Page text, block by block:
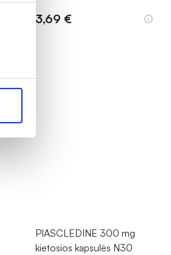
3,69 €
PIASCLEDINE 300 mg
kietosios kapsulės N30